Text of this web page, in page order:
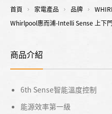
首頁 家電產品 品牌
Whirlpool惠而浦-Intelli Sense 上下
商品介紹
6th Sense智能溫度控制
能源效率第一級